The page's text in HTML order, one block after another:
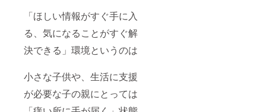
「ほしい情報がすぐ手に入
る、気になることがすぐ解
決できる」環境というのは
小さな子供や、生活に支援
が必要な子の親にとっては